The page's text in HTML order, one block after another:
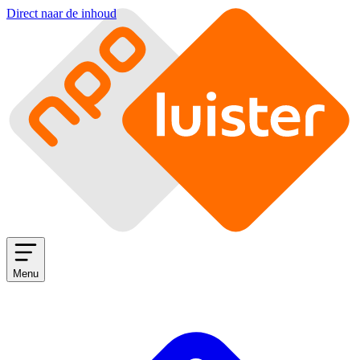
Direct naar de inhoud
Menu